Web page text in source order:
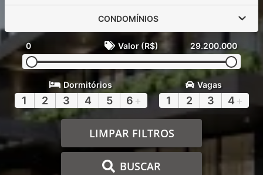
CONDOMÍNIOS
0 Valor (R$) 29.200.000
Dormitórios
1 2 3 4 5 6 +
Vagas
1 2 3 4 +
LIMPAR FILTROS
BUSCAR